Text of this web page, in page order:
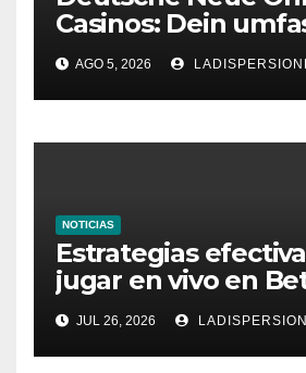
Casinos: Dein
Ratgeber für
AGO 5, 2026
NOTICIAS
Estrategias
jugar en vivo en
aumentar tus
JUL 26, 2026